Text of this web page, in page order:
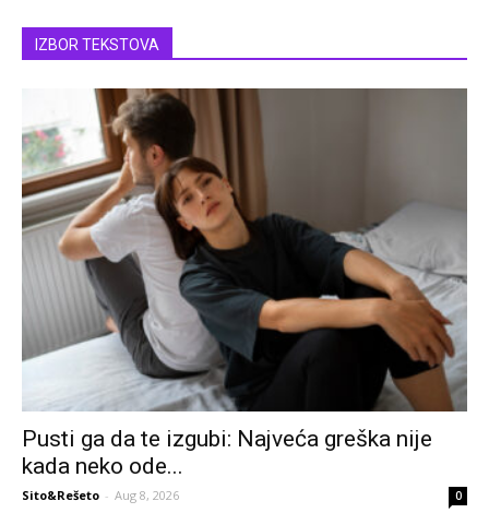
IZBOR TEKSTOVA
Pusti ga da te izgubi: Najveća greška nije
kada neko ode...
Sito&Rešeto - Aug 8, 2026 0